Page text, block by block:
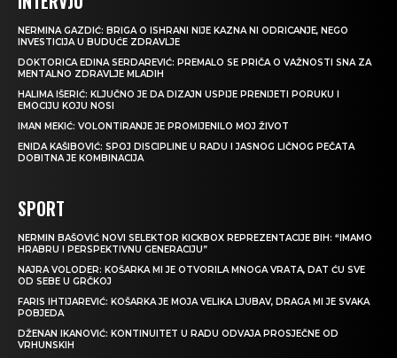
NERMINA GAZDIĆ: BRIGA O ISHRANI NIJE KAZNA NI ODRICANJE, NEGO
INVESTICIJA U BUDUĆE ZDRAVLJE
DOKTORICA EDINA SERDAREVIĆ: PREMALO SE PRIČA O VAŽNOSTI SNA ZA
MENTALNO ZDRAVLJE MLADIH
HALIMA IŠERIĆ: KLJUČNO JE DA DIZAJN USPIJE PRENIJETI PORUKU I
EMOCIJU KOJU NOSI
IMAN MEKIĆ: VOLONTIRANJE JE PROMIJENILO MOJ ŽIVOT
ENIDA KAŠIBOVIĆ: SPOJ DISCIPLINE U RADU I JASNOG LIČNOG PEČATA
DOBITNA JE KOMBINACIJA
SPORT
NERMIN BAŠOVIĆ NOVI SELEKTOR KICKBOX REPREZENTACIJE BIH: “IMAMO
HRABRU I PERSPEKTIVNU GENERACIJU”
NAJRA VOLODER: KOŠARKA MI JE OTVORILA MNOGA VRATA, DAT ĆU SVE
OD SEBE U GRČKOJ
FARIS IHTIJAREVIĆ: KOŠARKA JE MOJA VELIKA LJUBAV, DRAGA MI JE SVAKA
POBJEDA
DŽENAN IKANOVIĆ: KONTINUITET U RADU ODVAJA PROSJEČNE OD
VRHUNSKIH